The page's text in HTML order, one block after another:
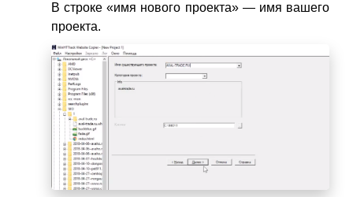
В строке «имя нового проекта» — имя вашего
проекта.